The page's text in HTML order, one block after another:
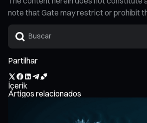
note that Gate may restrict or prohibit
Partilhar
İçerik
Artigos relacionados